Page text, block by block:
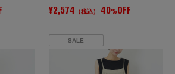
¥2,574 （税込） 40%OFF
SALE